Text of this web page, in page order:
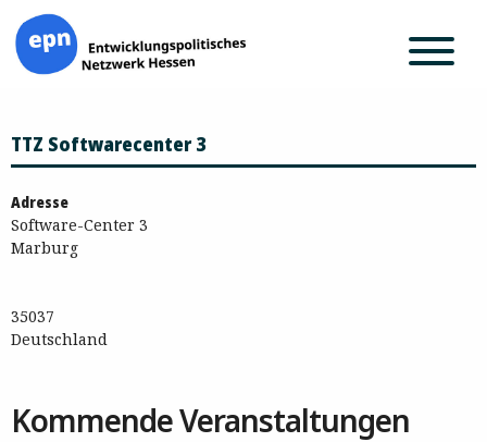
Inhalt
springen
TTZ Softwarecenter 3
Adresse
Software-Center 3
Marburg
35037
Deutschland
Kommende Veranstaltungen